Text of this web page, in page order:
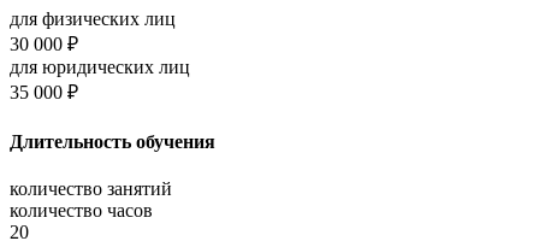
для физических лиц
30 000 ₽
для юридических лиц
35 000 ₽
Длительность обучения
количество занятий
количество часов
20